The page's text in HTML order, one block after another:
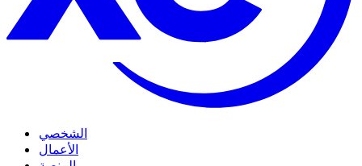
الشخصي
الأعمال